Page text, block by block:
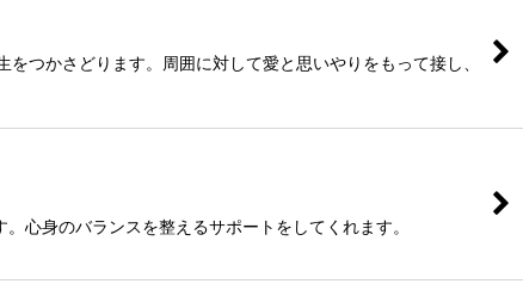
つかさどります。周囲に対して愛と思いやりをもって接し、
心身のバランスを整えるサポートをしてくれます。